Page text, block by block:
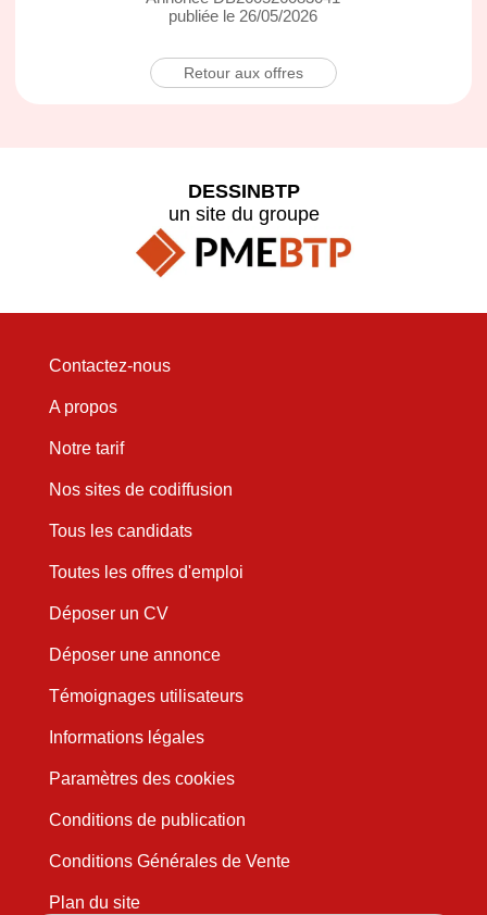
publiée le 26/05/2026
Retour aux offres
DESSINBTP
un site du groupe
Contactez-nous
A propos
Notre tarif
Nos sites de codiffusion
Tous les candidats
Toutes les offres d'emploi
Déposer un CV
Déposer une annonce
Témoignages utilisateurs
Informations légales
Paramètres des cookies
Conditions de publication
Conditions Générales de Vente
Plan du site